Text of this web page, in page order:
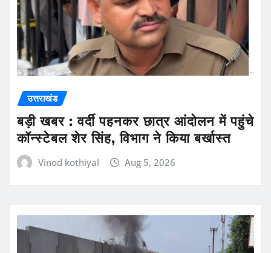
उत्तराखंड
बड़ी खबर : वर्दी पहनकर छात्र आंदोलन में पहुंचे
कॉन्स्टेबल शेर सिंह, विभाग ने किया बर्खास्त
Vinod kothiyal Aug 5, 2026